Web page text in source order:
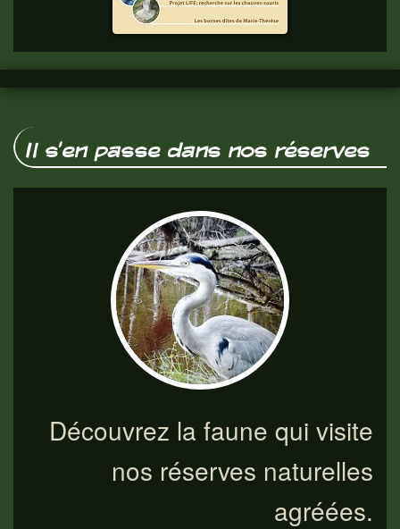
vous.
Il s'en passe dans nos réserves
Découvrez la faune qui visite
nos réserves naturelles
agréées.